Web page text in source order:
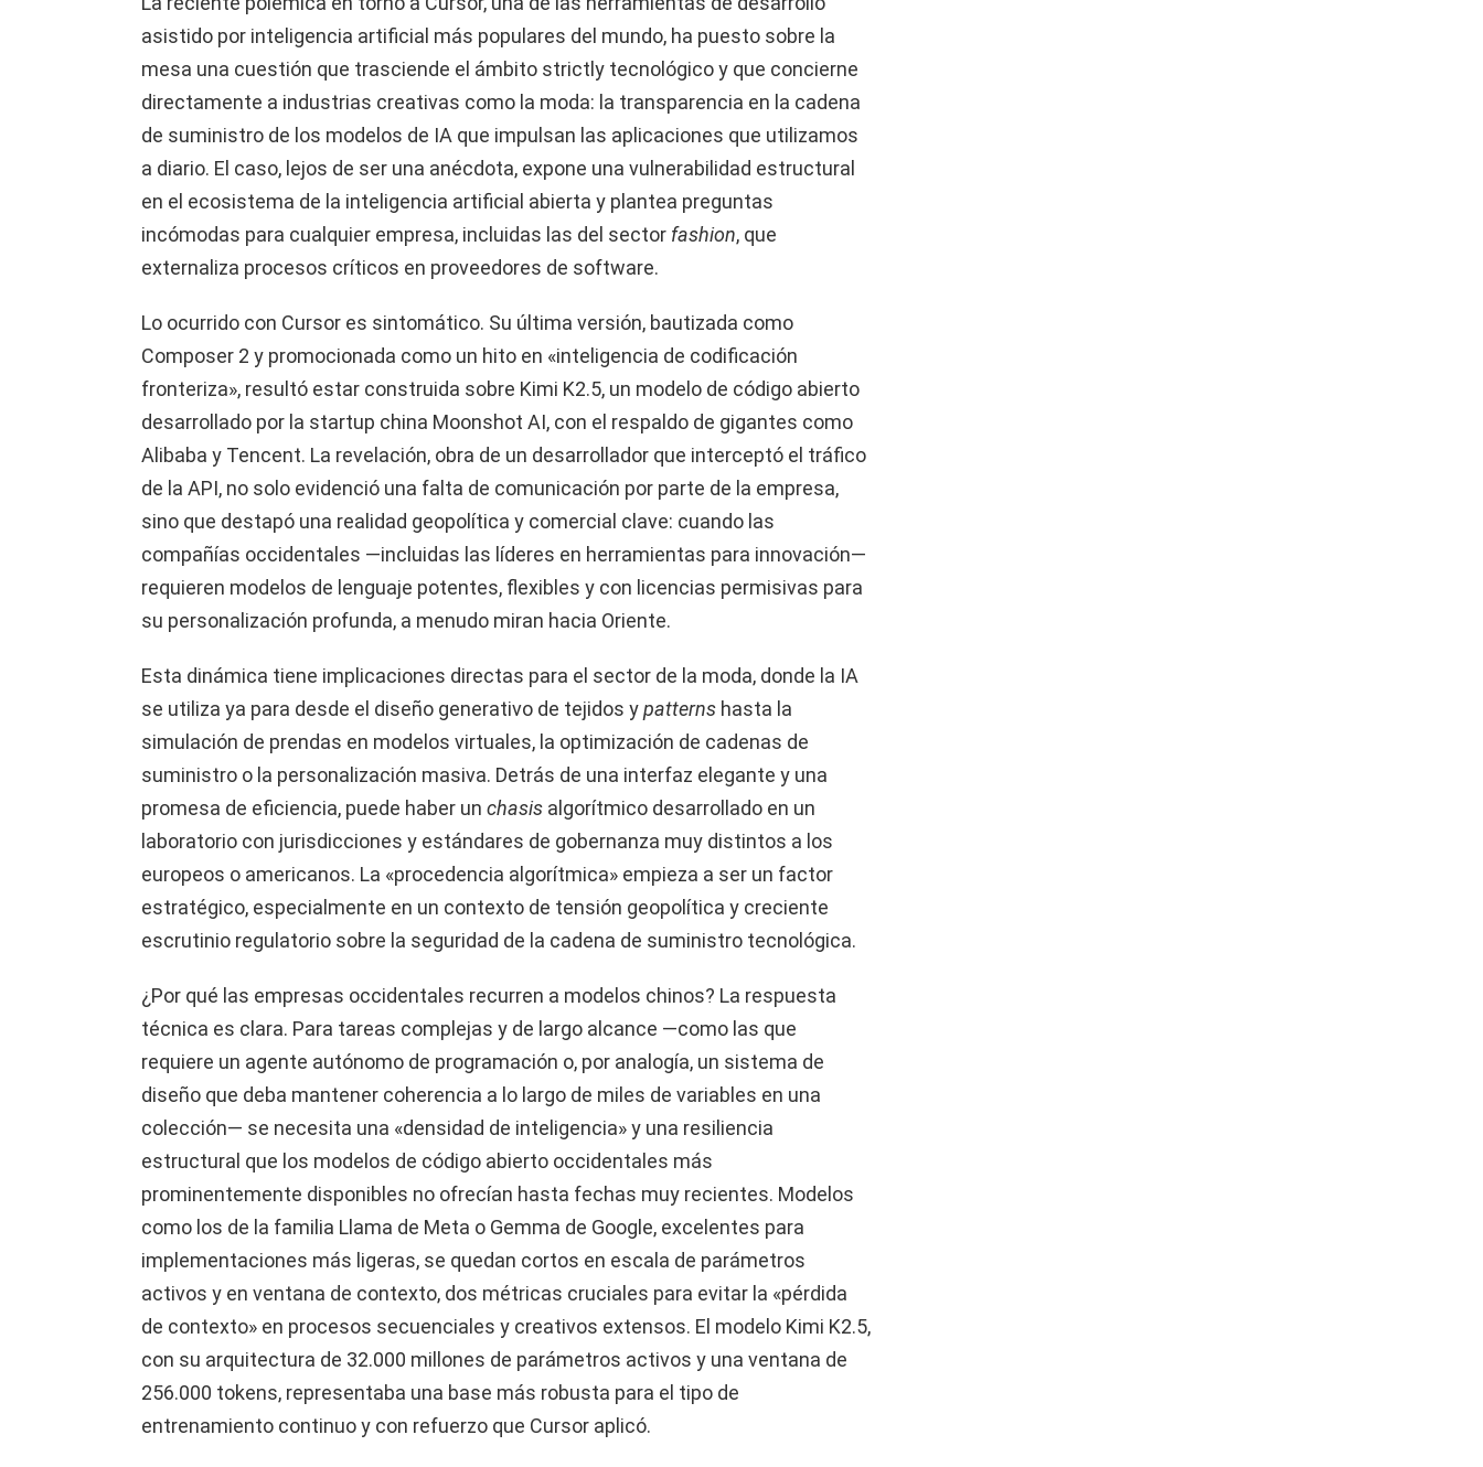
asistido por inteligencia artificial más populares del mundo, ha puesto sobre la
mesa una cuestión que trasciende el ámbito strictly tecnológico y que concierne
directamente a industrias creativas como la moda: la transparencia en la cadena
de suministro de los modelos de IA que impulsan las aplicaciones que utilizamos
a diario. El caso, lejos de ser una anécdota, expone una vulnerabilidad estructural
en el ecosistema de la inteligencia artificial abierta y plantea preguntas
incómodas para cualquier empresa, incluidas las del sector fashion, que
externaliza procesos críticos en proveedores de software.
Lo ocurrido con Cursor es sintomático. Su última versión, bautizada como
Composer 2 y promocionada como un hito en «inteligencia de codificación
fronteriza», resultó estar construida sobre Kimi K2.5, un modelo de código abierto
desarrollado por la startup china Moonshot AI, con el respaldo de gigantes como
Alibaba y Tencent. La revelación, obra de un desarrollador que interceptó el tráfico
de la API, no solo evidenció una falta de comunicación por parte de la empresa,
sino que destapó una realidad geopolítica y comercial clave: cuando las
compañías occidentales —incluidas las líderes en herramientas para innovación—
requieren modelos de lenguaje potentes, flexibles y con licencias permisivas para
su personalización profunda, a menudo miran hacia Oriente.
Esta dinámica tiene implicaciones directas para el sector de la moda, donde la IA
se utiliza ya para desde el diseño generativo de tejidos ypatternshasta la
simulación de prendas en modelos virtuales, la optimización de cadenas de
suministro o la personalización masiva. Detrás de una interfaz elegante y una
promesa de eficiencia, puede haber un chasisalgorítmico desarrollado en un
laboratorio con jurisdicciones y estándares de gobernanza muy distintos a los
europeos o americanos. La «procedencia algorítmica» empieza a ser un factor
estratégico, especialmente en un contexto de tensión geopolítica y creciente
escrutinio regulatorio sobre la seguridad de la cadena de suministro tecnológica.
¿Por qué las empresas occidentales recurren a modelos chinos? La respuesta
técnica es clara. Para tareas complejas y de largo alcance —como las que
requiere un agente autónomo de programación o, por analogía, un sistema de
diseño que deba mantener coherencia a lo largo de miles de variables en una
colección— se necesita una «densidad de inteligencia» y una resiliencia
estructural que los modelos de código abierto occidentales más
prominentemente disponibles no ofrecían hasta fechas muy recientes. Modelos
como los de la familia Llama de Meta o Gemma de Google, excelentes para
implementaciones más ligeras, se quedan cortos en escala de parámetros
activos y en ventana de contexto, dos métricas cruciales para evitar la «pérdida
de contexto» en procesos secuenciales y creativos extensos. El modelo Kimi K2.5,
con su arquitectura de 32.000 millones de parámetros activos y una ventana de
256.000 tokens, representaba una base más robusta para el tipo de
entrenamiento continuo y con refuerzo que Cursor aplicó.